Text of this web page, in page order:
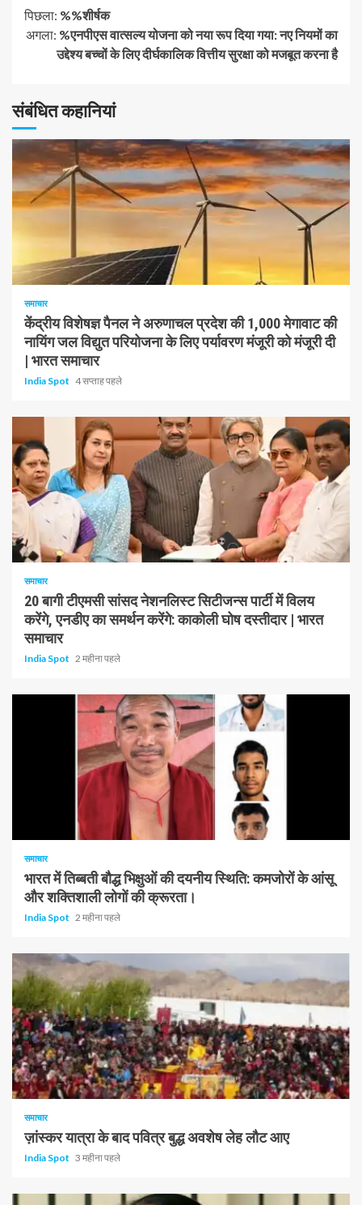
जारी
रहे
हैं
पिछला: %%शीर्षक
अगला: %एनपीएस वात्सल्य योजना को नया रूप दिया गया: नए नियमों का
उद्देश्य बच्चों के लिए दीर्घकालिक वित्तीय सुरक्षा को मजबूत करना है
संबंधित कहानियां
1 न्यूनतम पढ़ा
समाचार
केंद्रीय विशेषज्ञ पैनल ने अरुणाचल प्रदेश की 1,000 मेगावाट की
नायिंग जल विद्युत परियोजना के लिए पर्यावरण मंजूरी को मंजूरी दी
| भारत समाचार
India Spot 4 सप्ताह पहले
1 न्यूनतम पढ़ा
समाचार
20 बागी टीएमसी सांसद नेशनलिस्ट सिटीजन्स पार्टी में विलय
करेंगे, एनडीए का समर्थन करेंगे: काकोली घोष दस्तीदार | भारत
समाचार
India Spot 2 महीना पहले
समाचार
भारत में तिब्बती बौद्ध भिक्षुओं की दयनीय स्थिति: कमजोरों के आंसू
और शक्तिशाली लोगों की क्रूरता।
India Spot 2 महीना पहले
समाचार
ज़ांस्कर यात्रा के बाद पवित्र बुद्ध अवशेष लेह लौट आए
India Spot 3 महीना पहले